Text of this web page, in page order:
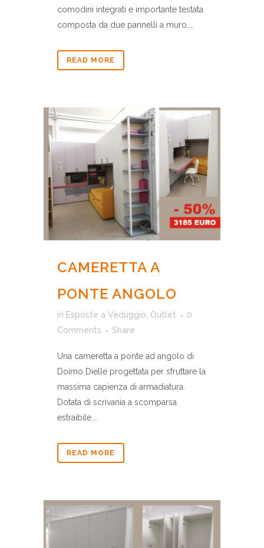
comodini integrati e importante testata
composta da due pannelli a muro....
READ MORE
CAMERETTA A
PONTE ANGOLO
in Esposte a Veduggio Outlet
0
Comments
Share
Una cameretta a ponte ad angolo di
Doimo Dielle progettata per sfruttare la
massima capienza di armadiatura.
Dotata di scrivania a scomparsa
estraibile....
READ MORE